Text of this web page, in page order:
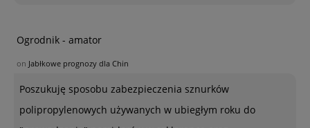
Ogrodnik - amator
on Jabłkowe prognozy dla Chin
Poszukuję sposobu zabezpieczenia sznurków
polipropylenowych używanych w ubiegłym roku do